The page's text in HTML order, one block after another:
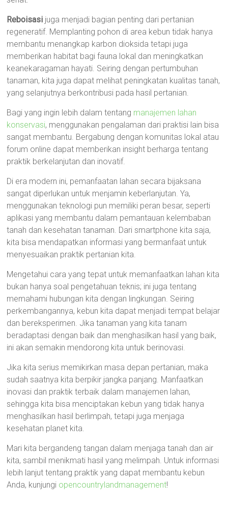
Reboisasi juga menjadi bagian penting dari pertanian
regeneratif. Memplanting pohon di area kebun tidak hanya
membantu menangkap karbon dioksida tetapi juga
memberikan habitat bagi fauna lokal dan meningkatkan
keanekaragaman hayati. Seiring dengan pertumbuhan
tanaman, kita juga dapat melihat peningkatan kualitas tanah,
yang selanjutnya berkontribusi pada hasil pertanian.
Bagi yang ingin lebih dalam tentang manajemen lahan
konservasi, menggunakan pengalaman dari praktisi lain bisa
sangat membantu. Bergabung dengan komunitas lokal atau
forum online dapat memberikan insight berharga tentang
praktik berkelanjutan dan inovatif.
Di era modern ini, pemanfaatan lahan secara bijaksana
sangat diperlukan untuk menjamin keberlanjutan. Ya,
menggunakan teknologi pun memiliki peran besar, seperti
aplikasi yang membantu dalam pemantauan kelembaban
tanah dan kesehatan tanaman. Dari smartphone kita saja,
kita bisa mendapatkan informasi yang bermanfaat untuk
menyesuaikan praktik pertanian kita.
Mengetahui cara yang tepat untuk memanfaatkan lahan kita
bukan hanya soal pengetahuan teknis; ini juga tentang
memahami hubungan kita dengan lingkungan. Seiring
perkembangannya, kebun kita dapat menjadi tempat belajar
dan bereksperimen. Jika tanaman yang kita tanam
beradaptasi dengan baik dan menghasilkan hasil yang baik,
ini akan semakin mendorong kita untuk berinovasi.
Jika kita serius memikirkan masa depan pertanian, maka
sudah saatnya kita berpikir jangka panjang. Manfaatkan
inovasi dan praktik terbaik dalam manajemen lahan,
sehingga kita bisa menciptakan kebun yang tidak hanya
menghasilkan hasil berlimpah, tetapi juga menjaga
kesehatan planet kita.
Mari kita bergandeng tangan dalam menjaga tanah dan air
kita, sambil menikmati hasil yang melimpah. Untuk informasi
lebih lanjut tentang praktik yang dapat membantu kebun
Anda, kunjungi opencountrylandmanagement!